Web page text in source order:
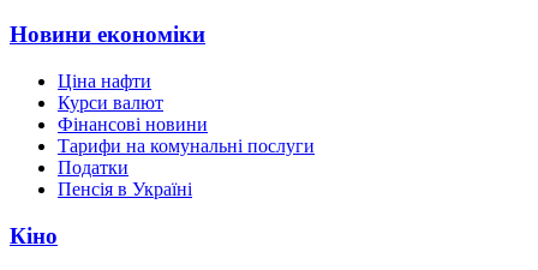
Новини економіки
Ціна нафти
Курси валют
Фінансові новини
Тарифи на комунальні послуги
Податки
Пенсія в Україні
Кіно